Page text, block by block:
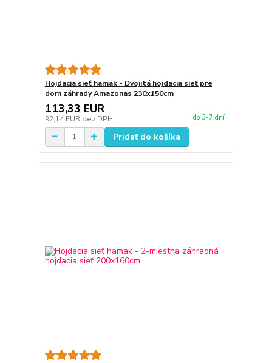
Hojdacia sieť hamak - Dvojitá hojdacia sieť pre
dom záhrady Amazonas 230x150cm
113,33 EUR
92,14 EUR bez DPH do 3-7 dní
Pridať do košíka